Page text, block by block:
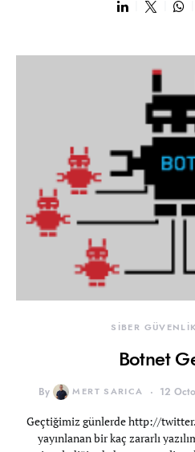
SİBER GÜVENLİK
Botnet
By MERT SARICA 12
Geçtiğimiz günlerde http://
yayınlanan bir kaç zararlı